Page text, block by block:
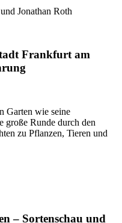
Jonathan Roth
Frankfurt am
Garten wie seine
große Runde durch den
zu Pflanzen, Tieren und
– Sortenschau und